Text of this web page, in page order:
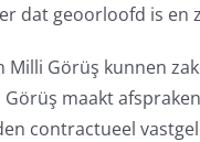
dat geoorloofd is en
Milli Görüş kunnen
maakt
contractueel